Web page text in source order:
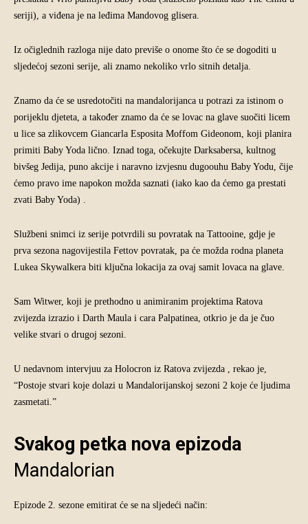
seriji), a viđena je na leđima Mandovog glisera.
Iz očiglednih razloga nije dato previše o onome što će se dogoditi u
sljedećoj sezoni serije, ali znamo nekoliko vrlo sitnih detalja.
Znamo da će se usredotočiti na mandalorijanca u potrazi za istinom o
porijeklu djeteta, a također znamo da će se lovac na glave suočiti licem
u lice sa zlikovcem Giancarla Esposita Moffom Gideonom, koji planira
primiti Baby Yoda lično. Iznad toga, očekujte Darksabersa, kultnog
bivšeg Jedija, puno akcije i naravno izvjesnu dugoouhu Baby Yodu, čije
ćemo pravo ime napokon možda saznati (iako kao da ćemo ga prestati
zvati Baby Yoda) .
Službeni snimci iz serije potvrdili su povratak na Tattooine, gdje je
prva sezona nagovijestila Fettov povratak, pa će možda rodna planeta
Lukea Skywalkera biti ključna lokacija za ovaj samit lovaca na glave.
Sam Witwer, koji je prethodno u animiranim projektima Ratova
zvijezda izrazio i Darth Maula i cara Palpatinea, otkrio je da je čuo
velike stvari o drugoj sezoni.
U nedavnom intervjuu za Holocron iz Ratova zvijezda , rekao je,
“Postoje stvari koje dolazi u Mandalorijanskoj sezoni 2 koje će ljudima
zasmetati.”
Svakog petka nova epizoda
Mandalorian
Epizode 2. sezone emitirat će se na sljedeći način: